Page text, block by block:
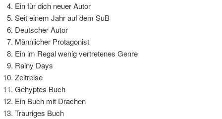
Ein für dich neuer Autor
Seit einem Jahr auf dem SuB
Deutscher Autor
Männlicher Protagonist
Ein im Regal wenig vertretenes Genre
Rainy Days
Zeitreise
Gehyptes Buch
Ein Buch mit Drachen
Trauriges Buch